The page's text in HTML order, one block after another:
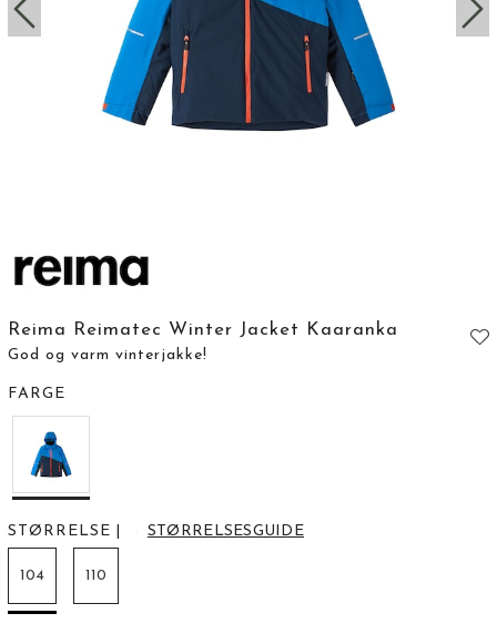
Reima Reimatec Winter Jacket Kaaranka
God og varm vinterjakke!
FARGE
STØRRELSE STØRRELSESGUIDE
104 110